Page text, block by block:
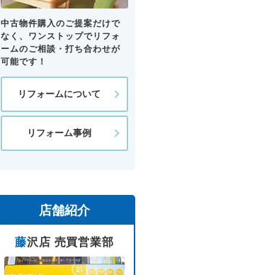
中古物件購入のご提案だけで
なく、ワンストップでリフォ
ームのご相談・打ち合わせが
可能です！
リフォームについて
リフォーム事例
店舗紹介
藤沢店 売買営業部